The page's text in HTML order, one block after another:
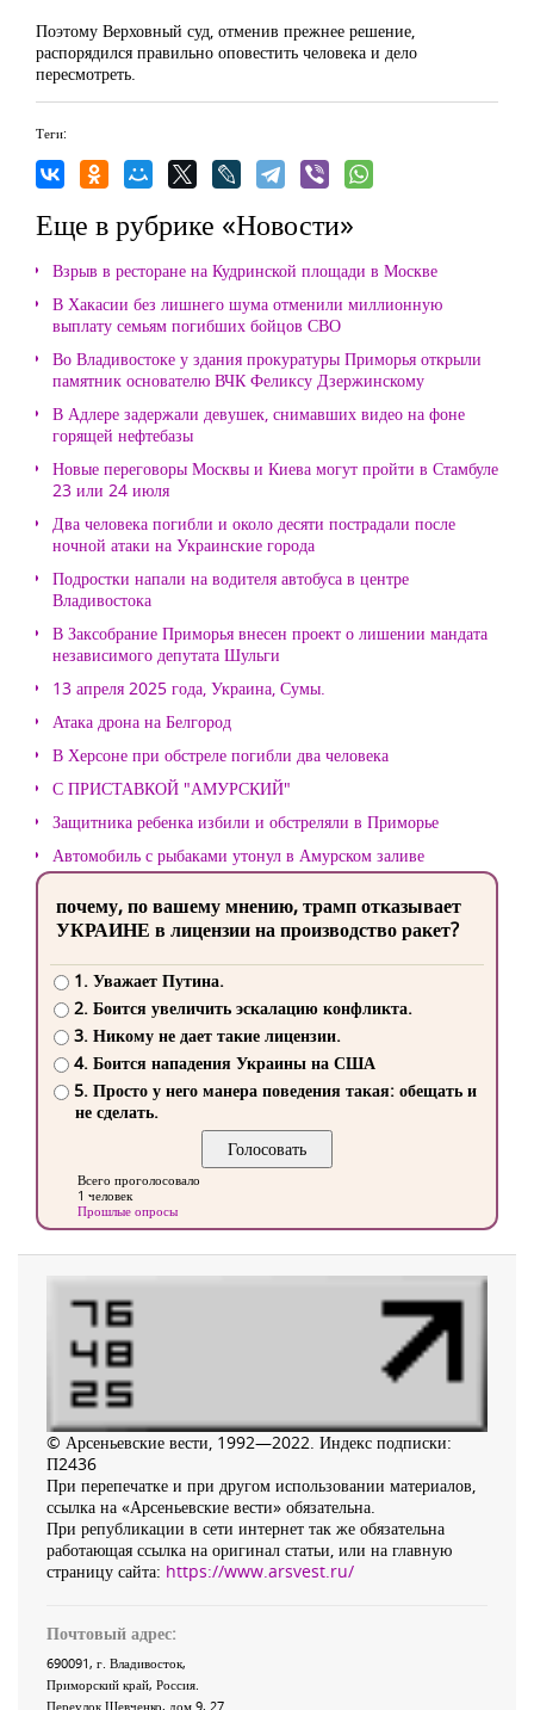
Поэтому Верховный суд, отменив прежнее решение,
распорядился правильно оповестить человека и дело
пересмотреть.
Теги:
Еще в рубрике «Новости»
Взрыв в ресторане на Кудринской площади в Москве
В Хакасии без лишнего шума отменили миллионную
выплату семьям погибших бойцов СВО
Во Владивостоке у здания прокуратуры Приморья открыли
памятник основателю ВЧК Феликсу Дзержинскому
В Адлере задержали девушек, снимавших видео на фоне
горящей нефтебазы
Новые переговоры Москвы и Киева могут пройти в Стамбуле
23 или 24 июля
Два человека погибли и около десяти пострадали после
ночной атаки на Украинские города
Подростки напали на водителя автобуса в центре
Владивостока
В Заксобрание Приморья внесен проект о лишении мандата
независимого депутата Шульги
13 апреля 2025 года, Украина, Сумы.
Атака дрона на Белгород
В Херсоне при обстреле погибли два человека
С ПРИСТАВКОЙ "АМУРСКИЙ"
Защитника ребенка избили и обстреляли в Приморье
Автомобиль с рыбаками утонул в Амурском заливе
почему, по вашему мнению, трамп отказывает
УКРАИНЕ в лицензии на производство ракет?
1. Уважает Путина.
2. Боится увеличить эскалацию конфликта.
3. Никому не дает такие лицензии.
4. Боится нападения Украины на США
5. Просто у него манера поведения такая: обещать и
не сделать.
Всего проголосовало
1 человек
Прошлые опросы
© Арсеньевские вести, 1992—2022. Индекс подписки:
П2436
При перепечатке и при другом использовании материалов,
ссылка на «Арсеньевские вести» обязательна.
При републикации в сети интернет так же обязательна
работающая ссылка на оригинал статьи, или на главную
страницу сайта: https://www.arsvest.ru/
Почтовый адрес:
690091, г. Владивосток,
Приморский край, Россия
Переулок Шевченко, дом 9, 27